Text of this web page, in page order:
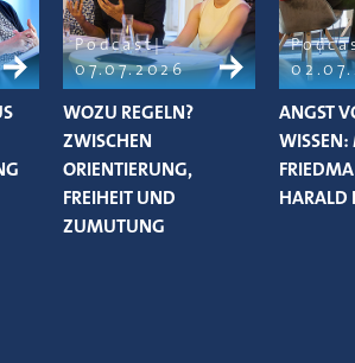
Podcast
07.07.2026
WOZU REGELN?
ZWISCHEN
ORIENTIERUNG,
FREIHEIT UND
ZUMUTUNG
ANGST
WISSEN:
HARALD